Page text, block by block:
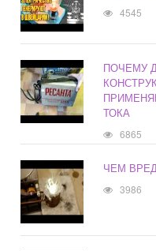
4545
ПОЧЕМУ
ТОКА
6865
ЧЕМ
3986